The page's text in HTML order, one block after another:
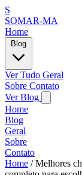
S
SOMAR-MA
Home
Ver Tudo Geral
Sobre Contato
Ver Blog
Home
Blog
Geral
Sobre
Contato
Home / Melhores